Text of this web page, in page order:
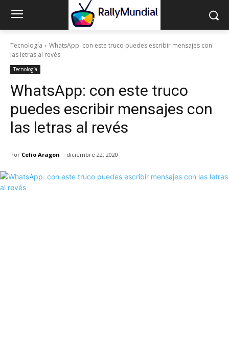
Tecnología
WhatsApp: con este truco puedes escribir mensajes con
las letras al revés
Tecnología
WhatsApp: con este truco
puedes escribir mensajes con
las letras al revés
Por Celio Aragon diciembre 22, 2020